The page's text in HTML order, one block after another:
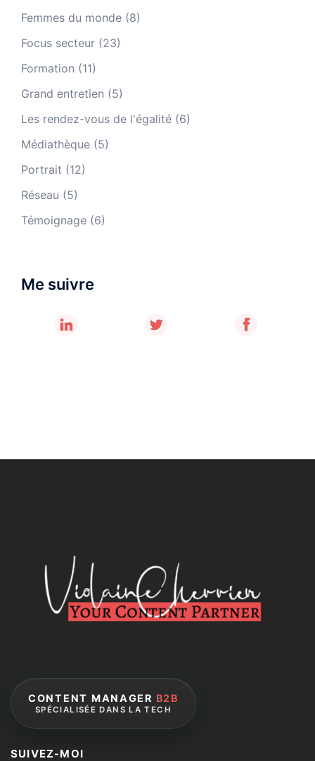
Femmes du monde (8)
Focus secteur (23)
Formation (11)
Grand entretien (5)
Les rendez-vous de l'égalité (6)
Médiathèque (5)
Portrait (12)
Réseau (5)
Témoignage (6)
Me suivre
CONTENT MANAGER B2B
SPÉCIALISÉE DANS LA TECH
SUIVEZ-MOI